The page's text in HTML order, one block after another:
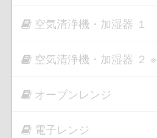
空気清浄機・加湿器 １
空気清浄機・加湿器 ２ ※
オーブンレンジ
電子レンジ